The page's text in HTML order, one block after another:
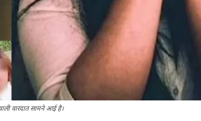
वारदात सामने आई है।